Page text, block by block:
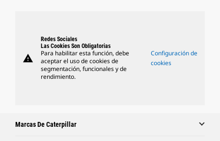
warning
Redes Sociales
Las Cookies Son Obligatorias
Para habilitar esta función, debe
aceptar el uso de cookies de
segmentación, funcionales y de
rendimiento.
Configuración de
cookies
Marcas De Caterpillar